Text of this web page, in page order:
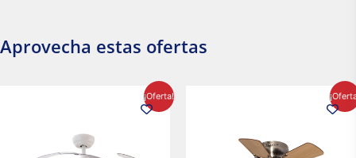
Aprovecha estas ofertas
¡Oferta!
$2,986.97.
precio
actual
$1,450.23.
precio
actual